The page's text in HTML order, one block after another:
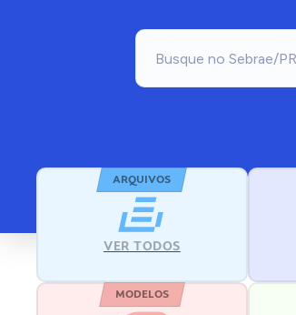
ARQUIVOS
VER TODOS
MODELOS